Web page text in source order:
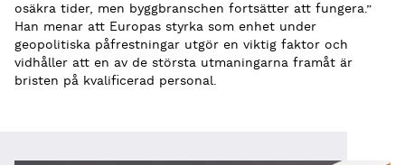
osäkra tider, men byggbranschen fortsätter att fungera.”
Han menar att Europas styrka som enhet under
geopolitiska påfrestningar utgör en viktig faktor och
vidhåller att en av de största utmaningarna framåt är
bristen på kvalificerad personal.